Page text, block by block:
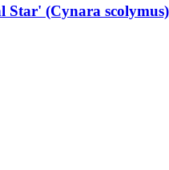
(Cynara scolymus)